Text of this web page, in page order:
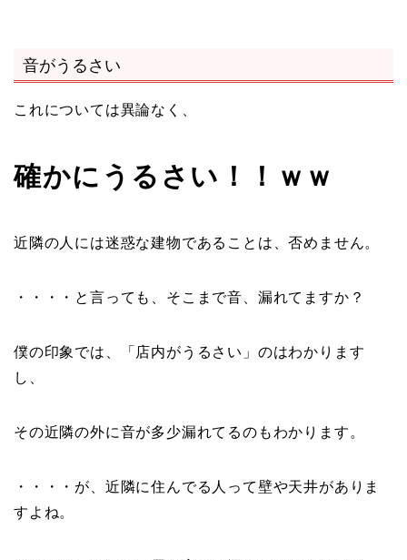
音がうるさい
これについては異論なく、
確かにうるさい！！ｗｗ
近隣の人には迷惑な建物であることは、否めません。
・・・・と言っても、そこまで音、漏れてますか？
僕の印象では、「店内がうるさい」のはわかります
し、
その近隣の外に音が多少漏れてるのもわかります。
・・・・が、近隣に住んでる人って壁や天井がありま
すよね。